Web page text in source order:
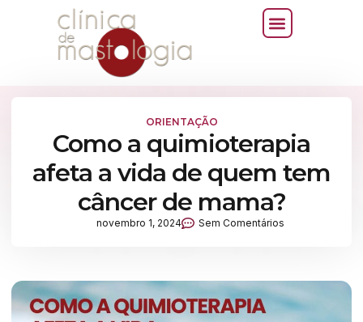
ORIENTAÇÃO
Como a quimioterapia
afeta a vida de quem tem
câncer de mama?
novembro 1, 2024 Sem Comentários